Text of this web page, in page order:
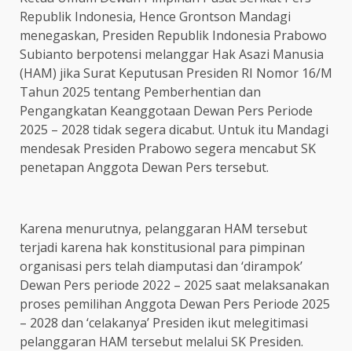
Republik Indonesia, Hence Grontson Mandagi
menegaskan, Presiden Republik Indonesia Prabowo
Subianto berpotensi melanggar Hak Asazi Manusia
(HAM) jika Surat Keputusan Presiden RI Nomor 16/M
Tahun 2025 tentang Pemberhentian dan
Pengangkatan Keanggotaan Dewan Pers Periode
2025 – 2028 tidak segera dicabut. Untuk itu Mandagi
mendesak Presiden Prabowo segera mencabut SK
penetapan Anggota Dewan Pers tersebut.
Karena menurutnya, pelanggaran HAM tersebut
terjadi karena hak konstitusional para pimpinan
organisasi pers telah diamputasi dan ‘dirampok’
Dewan Pers periode 2022 – 2025 saat melaksanakan
proses pemilihan Anggota Dewan Pers Periode 2025
– 2028 dan ‘celakanya’ Presiden ikut melegitimasi
pelanggaran HAM tersebut melalui SK Presiden.